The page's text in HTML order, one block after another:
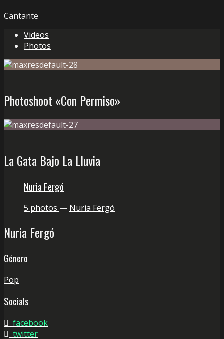
Cantante
Videos
Photos
Photoshoot «Con Permiso»
La Gata Bajo La Lluvia
Nuria Fergó
5 photos — Nuria Fergó
Nuria Fergó
Género
Pop
Socials
facebook
twitter